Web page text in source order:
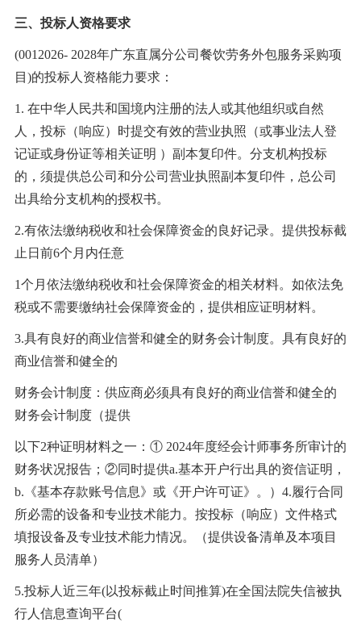
三、投标人资格要求
(0012026- 2028年广东直属分公司餐饮劳务外包服务采购项
目)的投标人资格能力要求：
1. 在中华人民共和国境内注册的法人或其他组织或自然
人，投标（响应）时提交有效的营业执照（或事业法人登
记证或身份证等相关证明 ）副本复印件。分支机构投标
的，须提供总公司和分公司营业执照副本复印件，总公司
出具给分支机构的授权书。
2.有依法缴纳税收和社会保障资金的良好记录。提供投标截
止日前6个月内任意
1个月依法缴纳税收和社会保障资金的相关材料。如依法免
税或不需要缴纳社会保障资金的，提供相应证明材料。
3.具有良好的商业信誉和健全的财务会计制度。具有良好的
商业信誉和健全的
财务会计制度：供应商必须具有良好的商业信誉和健全的
财务会计制度（提供
以下2种证明材料之一：① 2024年度经会计师事务所审计的
财务状况报告；②同时提供a.基本开户行出具的资信证明，
b.《基本存款账号信息》或《开户许可证》。）4.履行合同
所必需的设备和专业技术能力。按投标（响应）文件格式
填报设备及专业技术能力情况。（提供设备清单及本项目
服务人员清单）
5.投标人近三年(以投标截止时间推算)在全国法院失信被执
行人信息查询平台(